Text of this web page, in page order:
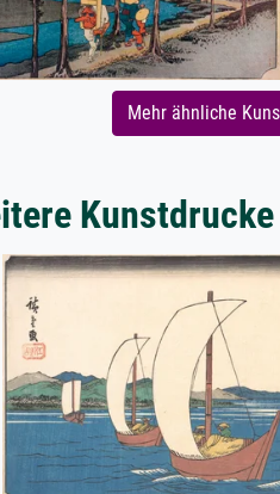
Mehr ähnliche